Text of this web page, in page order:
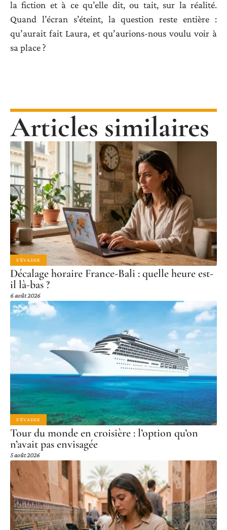
la fiction et à ce qu’elle dit, ou tait, sur la réalité.
Quand l’écran s’éteint, la question reste entière :
qu’aurait fait Laura, et qu’aurions-nous voulu voir à
sa place ?
Articles similaires
S'ÉVADER
Décalage horaire France-Bali : quelle heure est-
il là-bas ?
6 août 2026
S'ÉVADER
Tour du monde en croisière : l’option qu’on
n’avait pas envisagée
5 août 2026